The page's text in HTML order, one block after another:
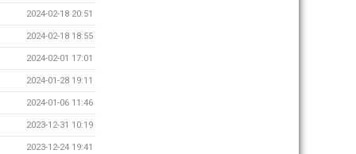
2024-02-18 20:51
2024-02-18 18:55
2024-02-01 17:01
2024-01-28 19:11
2024-01-06 11:46
2023-12-31 10:19
2023-12-24 19:41